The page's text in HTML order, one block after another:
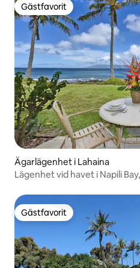
Gästfavorit
Gästfavorit
Ägarlägenhet i Lahaina
Lägenhet vid havet i Napili
Gästfavorit
Gästfavorit